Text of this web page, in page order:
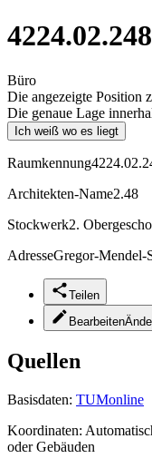
Büro
Die angezeigte Position
Die genaue Lage
Ich weiß wo es liegt
Raumkennung
Architekten-Name2.48
Stockwerk2.
AdresseGregor-Mendel-
Teilen
Bearbeiten
Quellen
Basisdaten: TUMonline
Koordinaten:
oder Gebäuden